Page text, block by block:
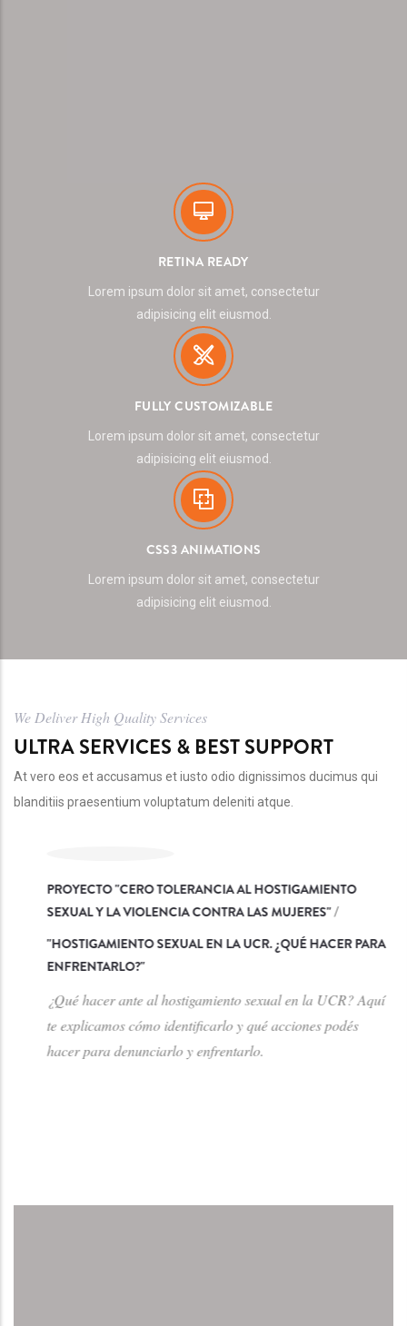
RETINA READY
Lorem ipsum dolor sit amet, consectetur
adipisicing elit eiusmod.
FULLY CUSTOMIZABLE
Lorem ipsum dolor sit amet, consectetur
adipisicing elit eiusmod.
CSS3 ANIMATIONS
Lorem ipsum dolor sit amet, consectetur
adipisicing elit eiusmod.
We Deliver High Quality Services
ULTRA SERVICES & BEST SUPPORT
At vero eos et accusamus et iusto odio dignissimos ducimus qui
blanditiis praesentium voluptatum deleniti atque.
PROYECTO "CERO TOLERANCIA AL HOSTIGAMIENTO
SEXUAL Y LA VIOLENCIA CONTRA LAS MUJERES"
HOSTIGAMIENTO SEXUAL EN LA UCR. ¿QUÉ HACER PARA